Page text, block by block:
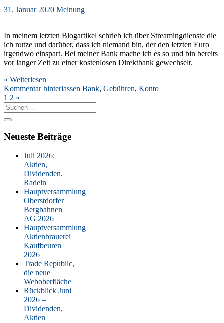
31. Januar 2020 Meinung
In meinem letzten Blogartikel schrieb ich über Streamingdienste die
ich nutze und darüber, dass ich niemand bin, der den letzten Euro
irgendwo einspart. Bei meiner Bank mache ich es so und bin bereits
vor langer Zeit zu einer kostenlosen Direktbank gewechselt.
» Weiterlesen
Kommentar hinterlassen Bank, Gebühren, Konto
1 2 »
Suche
nach:
Neueste Beiträge
Juli 2026:
Aktien,
Dividenden,
Radeln
Hauptversammlung
Oberstdorfer
Bergbahnen
AG 2026
Hauptversammlung
Aktienbrauerei
Kaufbeuren
2026
Trade Republic,
die neue
Weboberfläche
Rückblick Juni
2026 –
Dividenden,
Aktien